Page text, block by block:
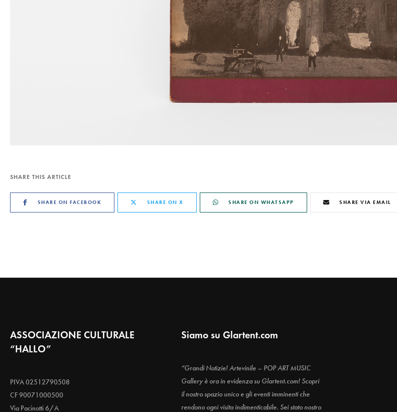
SHARE THIS ARTICLE
SHARE ON FACEBOOK SHARE ON X SHARE ON WHATSAPP SHARE VIA EMAIL
ASSOCIAZIONE CULTURALE
“HALLO”
PIVA 02512790508
CF 90071000500
Via Pacinotti 6/A
Siamo su Glartent.com
“Grandi Notizie! Artevinile – POP ART MUSIC
Gallery è ora in evidenza su Glartent.com! Scopri
il nostro spazio unico e gli eventi imminenti che
rendono ogni visita indimenticabile. Sei stato nostro